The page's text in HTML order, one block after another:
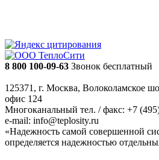
8 800 100-09-63 Звонок бесплатный
125371, г. Москва, Волоколамское
офис 124
Многоканальный тел. / факс: +7
e-mail: info@teplosity.ru
«Надежность самой совершенной
определяется надежностью